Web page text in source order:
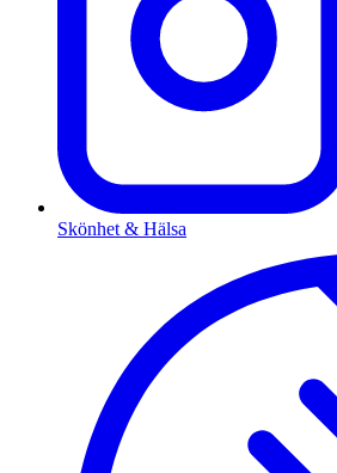
Skönhet & Hälsa